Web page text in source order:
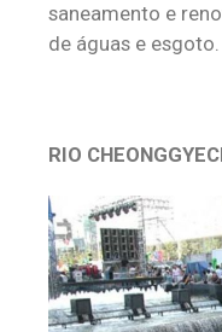
saneamento e
de águas e esgoto.
RIO